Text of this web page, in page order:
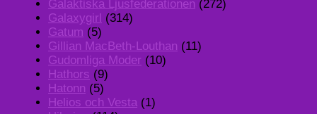
Galaktiska Ljusfederationen (272)
Galaxygirl (314)
Gatum (5)
Gillian MacBeth-Louthan (11)
Gudomliga Moder (10)
Hathors (9)
Hatonn (5)
Helios och Vesta (1)